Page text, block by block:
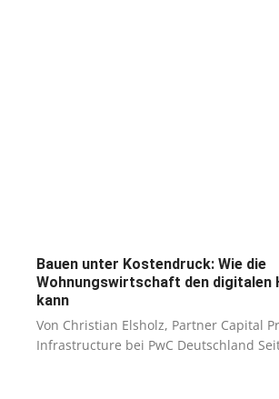
Bauen unter Kostendruck: Wie die
Wohnungswirtschaft den digitalen
kann
Von Christian Elsholz, Partner Capital
Infrastructure bei PwC Deutschland